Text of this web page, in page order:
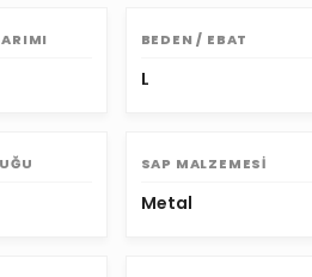
BEDEN / EBAT
L
SAP MALZEMESI
Metal